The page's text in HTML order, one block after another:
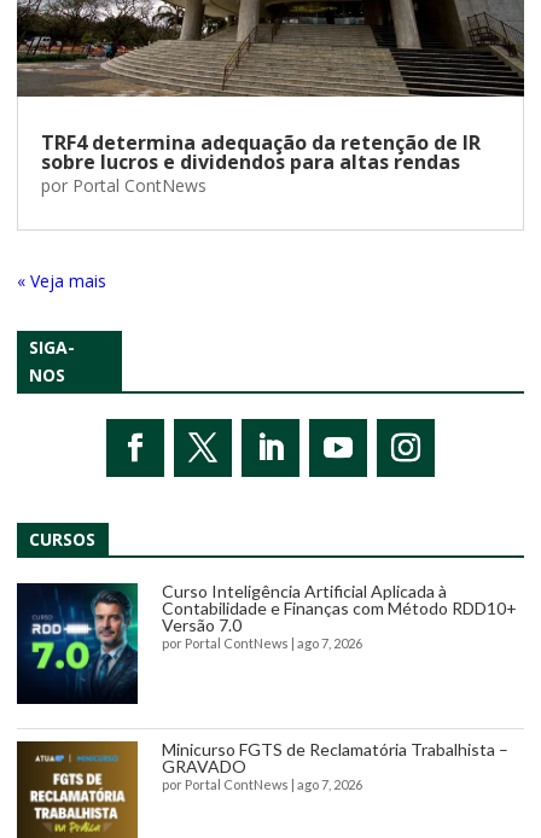
TRF4 determina adequação da retenção de IR
sobre lucros e dividendos para altas rendas
por Portal ContNews
« Entradas Antigas
SIGA-
NOS
CURSOS
Curso Inteligência Artificial Aplicada à
Contabilidade e Finanças com Método RDD10+
Versão 7.0
por Portal ContNews ago 7, 2026
Minicurso FGTS de Reclamatória Trabalhista –
GRAVADO
por Portal ContNews ago 7, 2026